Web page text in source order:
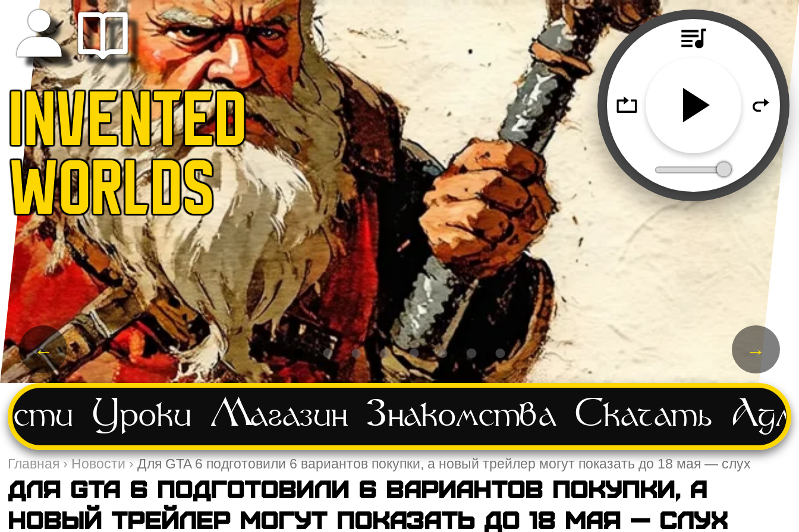
← →
INVENTED
WORLDS
Уроки Магазин Знакомства Скачать
Главная›Новости›Для GTA 6 подготовили 6 вариантов покупки, а новый трейлер могут показать до 18 мая — слух
Для GTA 6 подготовили 6 вариантов покупки, а
новый трейлер могут показать до 18 мая — слух